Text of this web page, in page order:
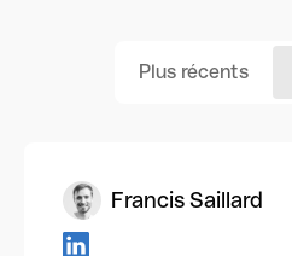
Plus récents
Francis Saillard